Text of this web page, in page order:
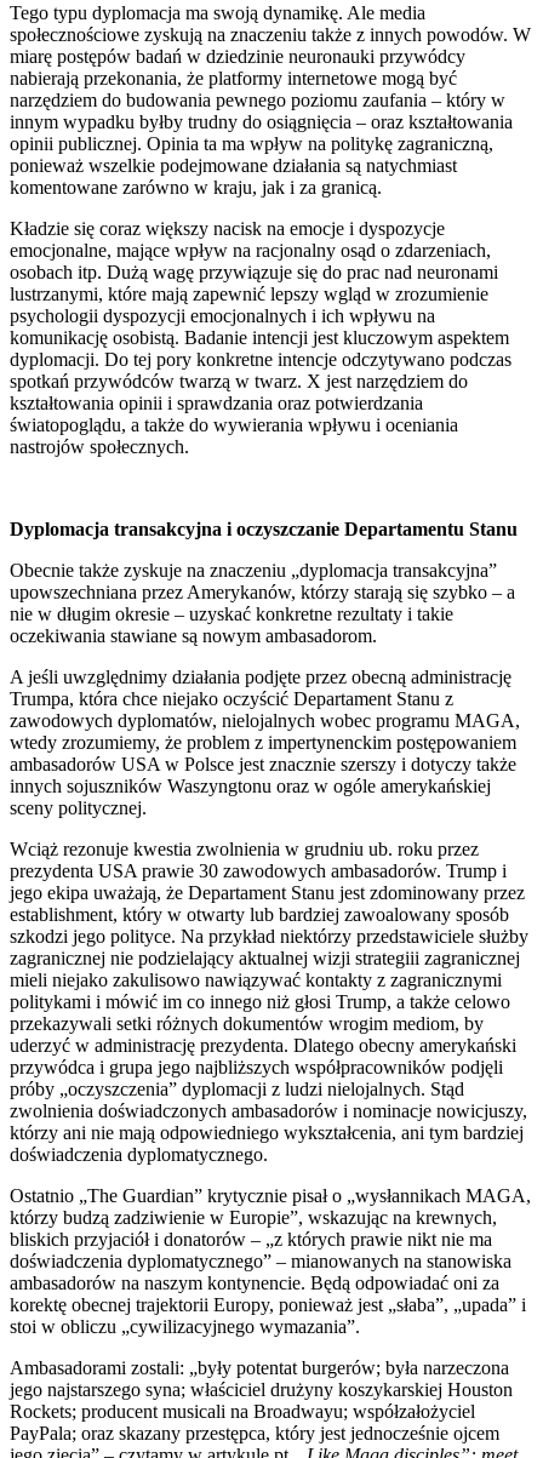
Tego typu dyplomacja ma swoją dynamikę. Ale media
społecznościowe zyskują na znaczeniu także z innych powodów. W
miarę postępów badań w dziedzinie neuronauki przywódcy
nabierają przekonania, że platformy internetowe mogą być
narzędziem do budowania pewnego poziomu zaufania – który w
innym wypadku byłby trudny do osiągnięcia – oraz kształtowania
opinii publicznej. Opinia ta ma wpływ na politykę zagraniczną,
ponieważ wszelkie podejmowane działania są natychmiast
komentowane zarówno w kraju, jak i za granicą.
Kładzie się coraz większy nacisk na emocje i dyspozycje
emocjonalne, mające wpływ na racjonalny osąd o zdarzeniach,
osobach itp. Dużą wagę przywiązuje się do prac nad neuronami
lustrzanymi, które mają zapewnić lepszy wgląd w zrozumienie
psychologii dyspozycji emocjonalnych i ich wpływu na
komunikację osobistą. Badanie intencji jest kluczowym aspektem
dyplomacji. Do tej pory konkretne intencje odczytywano podczas
spotkań przywódców twarzą w twarz. X jest narzędziem do
kształtowania opinii i sprawdzania oraz potwierdzania
światopoglądu, a także do wywierania wpływu i oceniania
nastrojów społecznych.
Dyplomacja transakcyjna i oczyszczanie Departamentu Stanu
Obecnie także zyskuje na znaczeniu „dyplomacja transakcyjna”
upowszechniana przez Amerykanów, którzy starają się szybko – a
nie w długim okresie – uzyskać konkretne rezultaty i takie
oczekiwania stawiane są nowym ambasadorom.
A jeśli uwzględnimy działania podjęte przez obecną administrację
Trumpa, która chce niejako oczyścić Departament Stanu z
zawodowych dyplomatów, nielojalnych wobec programu MAGA,
wtedy zrozumiemy, że problem z impertynenckim postępowaniem
ambasadorów USA w Polsce jest znacznie szerszy i dotyczy także
innych sojuszników Waszyngtonu oraz w ogóle amerykańskiej
sceny politycznej.
Wciąż rezonuje kwestia zwolnienia w grudniu ub. roku przez
prezydenta USA prawie 30 zawodowych ambasadorów. Trump i
jego ekipa uważają, że Departament Stanu jest zdominowany przez
establishment, który w otwarty lub bardziej zawoalowany sposób
szkodzi jego polityce. Na przykład niektórzy przedstawiciele służby
zagranicznej nie podzielający aktualnej wizji strategiii zagranicznej
mieli niejako zakulisowo nawiązywać kontakty z zagranicznymi
politykami i mówić im co innego niż głosi Trump, a także celowo
przekazywali setki różnych dokumentów wrogim mediom, by
uderzyć w administrację prezydenta. Dlatego obecny amerykański
przywódca i grupa jego najbliższych współpracowników podjęli
próby „oczyszczenia” dyplomacji z ludzi nielojalnych. Stąd
zwolnienia doświadczonych ambasadorów i nominacje nowicjuszy,
którzy ani nie mają odpowiedniego wykształcenia, ani tym bardziej
doświadczenia dyplomatycznego.
Ostatnio „The Guardian” krytycznie pisał o „wysłannikach MAGA,
którzy budzą zadziwienie w Europie”, wskazując na krewnych,
bliskich przyjaciół i donatorów – „z których prawie nikt nie ma
doświadczenia dyplomatycznego” – mianowanych na stanowiska
ambasadorów na naszym kontynencie. Będą odpowiadać oni za
korektę obecnej trajektorii Europy, ponieważ jest „słaba”, „upada” i
stoi w obliczu „cywilizacyjnego wymazania”.
Ambasadorami zostali: „były potentat burgerów; była narzeczona
jego najstarszego syna; właściciel drużyny koszykarskiej Houston
Rockets; producent musicali na Broadwayu; współzałożyciel
PayPala; oraz skazany przestępca, który jest jednocześnie ojcem